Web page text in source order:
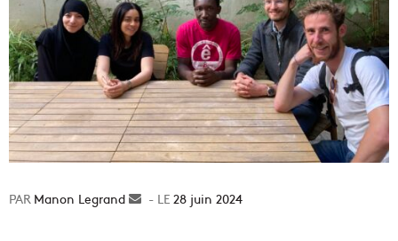
Manon Legrand
Envoyer28 juin 2024